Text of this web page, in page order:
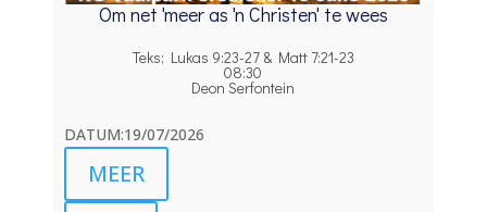
Om net 'meer as 'n Christen' te wees
Teks; Lukas 9:23-27 & Matt 7:21-23
08:30
Deon Serfontein
DATUM:19/07/2026
MEER